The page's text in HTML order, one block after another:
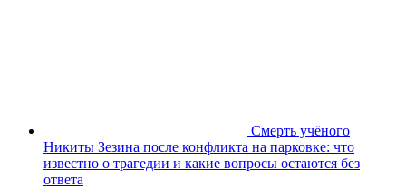
Смерть учёного
Никиты Зезина после конфликта на парковке: что
известно о трагедии и какие вопросы остаются без
ответа